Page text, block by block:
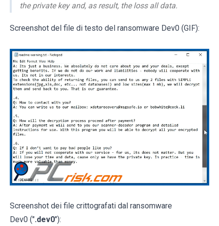
the private key and, as result, the loss all data.
Screenshot del file di testo del ransomware Dev0 (GIF):
Screenshot dei file crittografati dal ransomware
Dev0 (".dev0"):